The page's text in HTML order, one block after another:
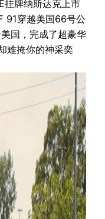
挂牌纳斯达克上市
91穿越美国66号公
国，完成了超豪华
难掩你的神采奕